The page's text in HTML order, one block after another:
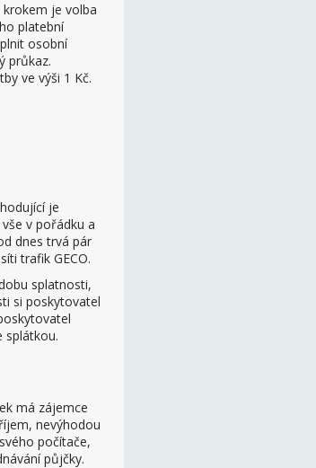
je volba
platební
osobní
průkaz.
ve výši 1 Kč.
je
v pořádku a
dnes trvá pár
trafik GECO.
splatnosti,
si poskytovatel
splátkou.
má zájemce
nevýhodou
počítače,
půjčky.